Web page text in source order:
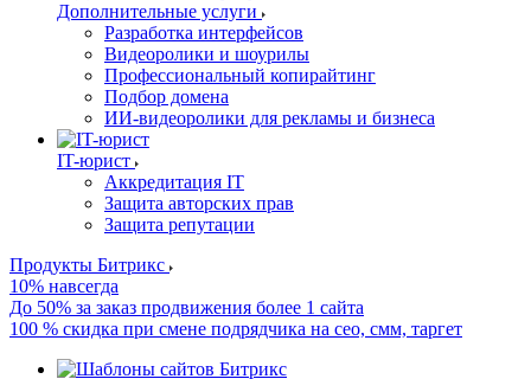
Дополнительные услуги
Разработка интерфейсов
Видеоролики и шоурилы
Профессиональный копирайтинг
Подбор домена
ИИ-видеоролики для рекламы и бизнеса
IT-юрист
Аккредитация IT
Защита авторских прав
Защита репутации
Продукты Битрикс
10% навсегда
До 50% за заказ продвижения более 1 сайта
100 % скидка при смене подрядчика на сео, смм, таргет